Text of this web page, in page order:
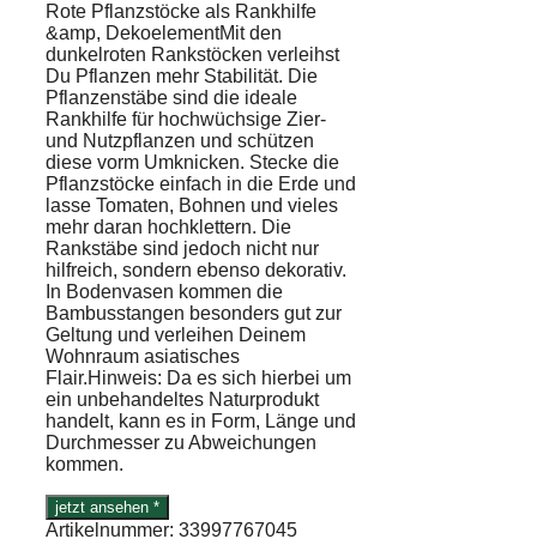
Rote Pflanzstöcke als Rankhilfe
&amp, DekoelementMit den
dunkelroten Rankstöcken verleihst
Du Pflanzen mehr Stabilität. Die
Pflanzenstäbe sind die ideale
Rankhilfe für hochwüchsige Zier-
und Nutzpflanzen und schützen
diese vorm Umknicken. Stecke die
Pflanzstöcke einfach in die Erde und
lasse Tomaten, Bohnen und vieles
mehr daran hochklettern. Die
Rankstäbe sind jedoch nicht nur
hilfreich, sondern ebenso dekorativ.
In Bodenvasen kommen die
Bambusstangen besonders gut zur
Geltung und verleihen Deinem
Wohnraum asiatisches
Flair.Hinweis: Da es sich hierbei um
ein unbehandeltes Naturprodukt
handelt, kann es in Form, Länge und
Durchmesser zu Abweichungen
kommen.
jetzt ansehen *
Artikelnummer: 33997767045